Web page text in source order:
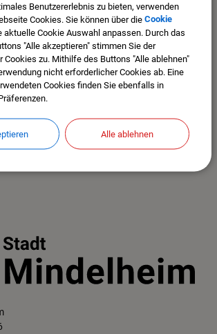
Einstellungen.
COOKIES ANPASSEN
Benutzererlebnis zu bieten, verwenden
Cookies. Sie können über die Cookie
aktuelle Cookie Auswahl anpassen. Durch das
"Alle akzeptieren" stimmen Sie der
Cookies zu. Mithilfe des Buttons "Alle ablehnen"
nicht erforderlicher Cookies ab. Eine
Cookies finden Sie ebenfalls in
Alle ablehnen